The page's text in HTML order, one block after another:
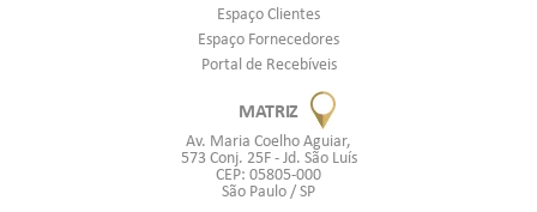
Espaço Clientes
Espaço Fornecedores
Portal de Recebíveis
MATRIZ
Av. Maria Coelho Aguiar,
573 Conj. 25F - Jd. São Luís
CEP: 05805-000
São Paulo / SP